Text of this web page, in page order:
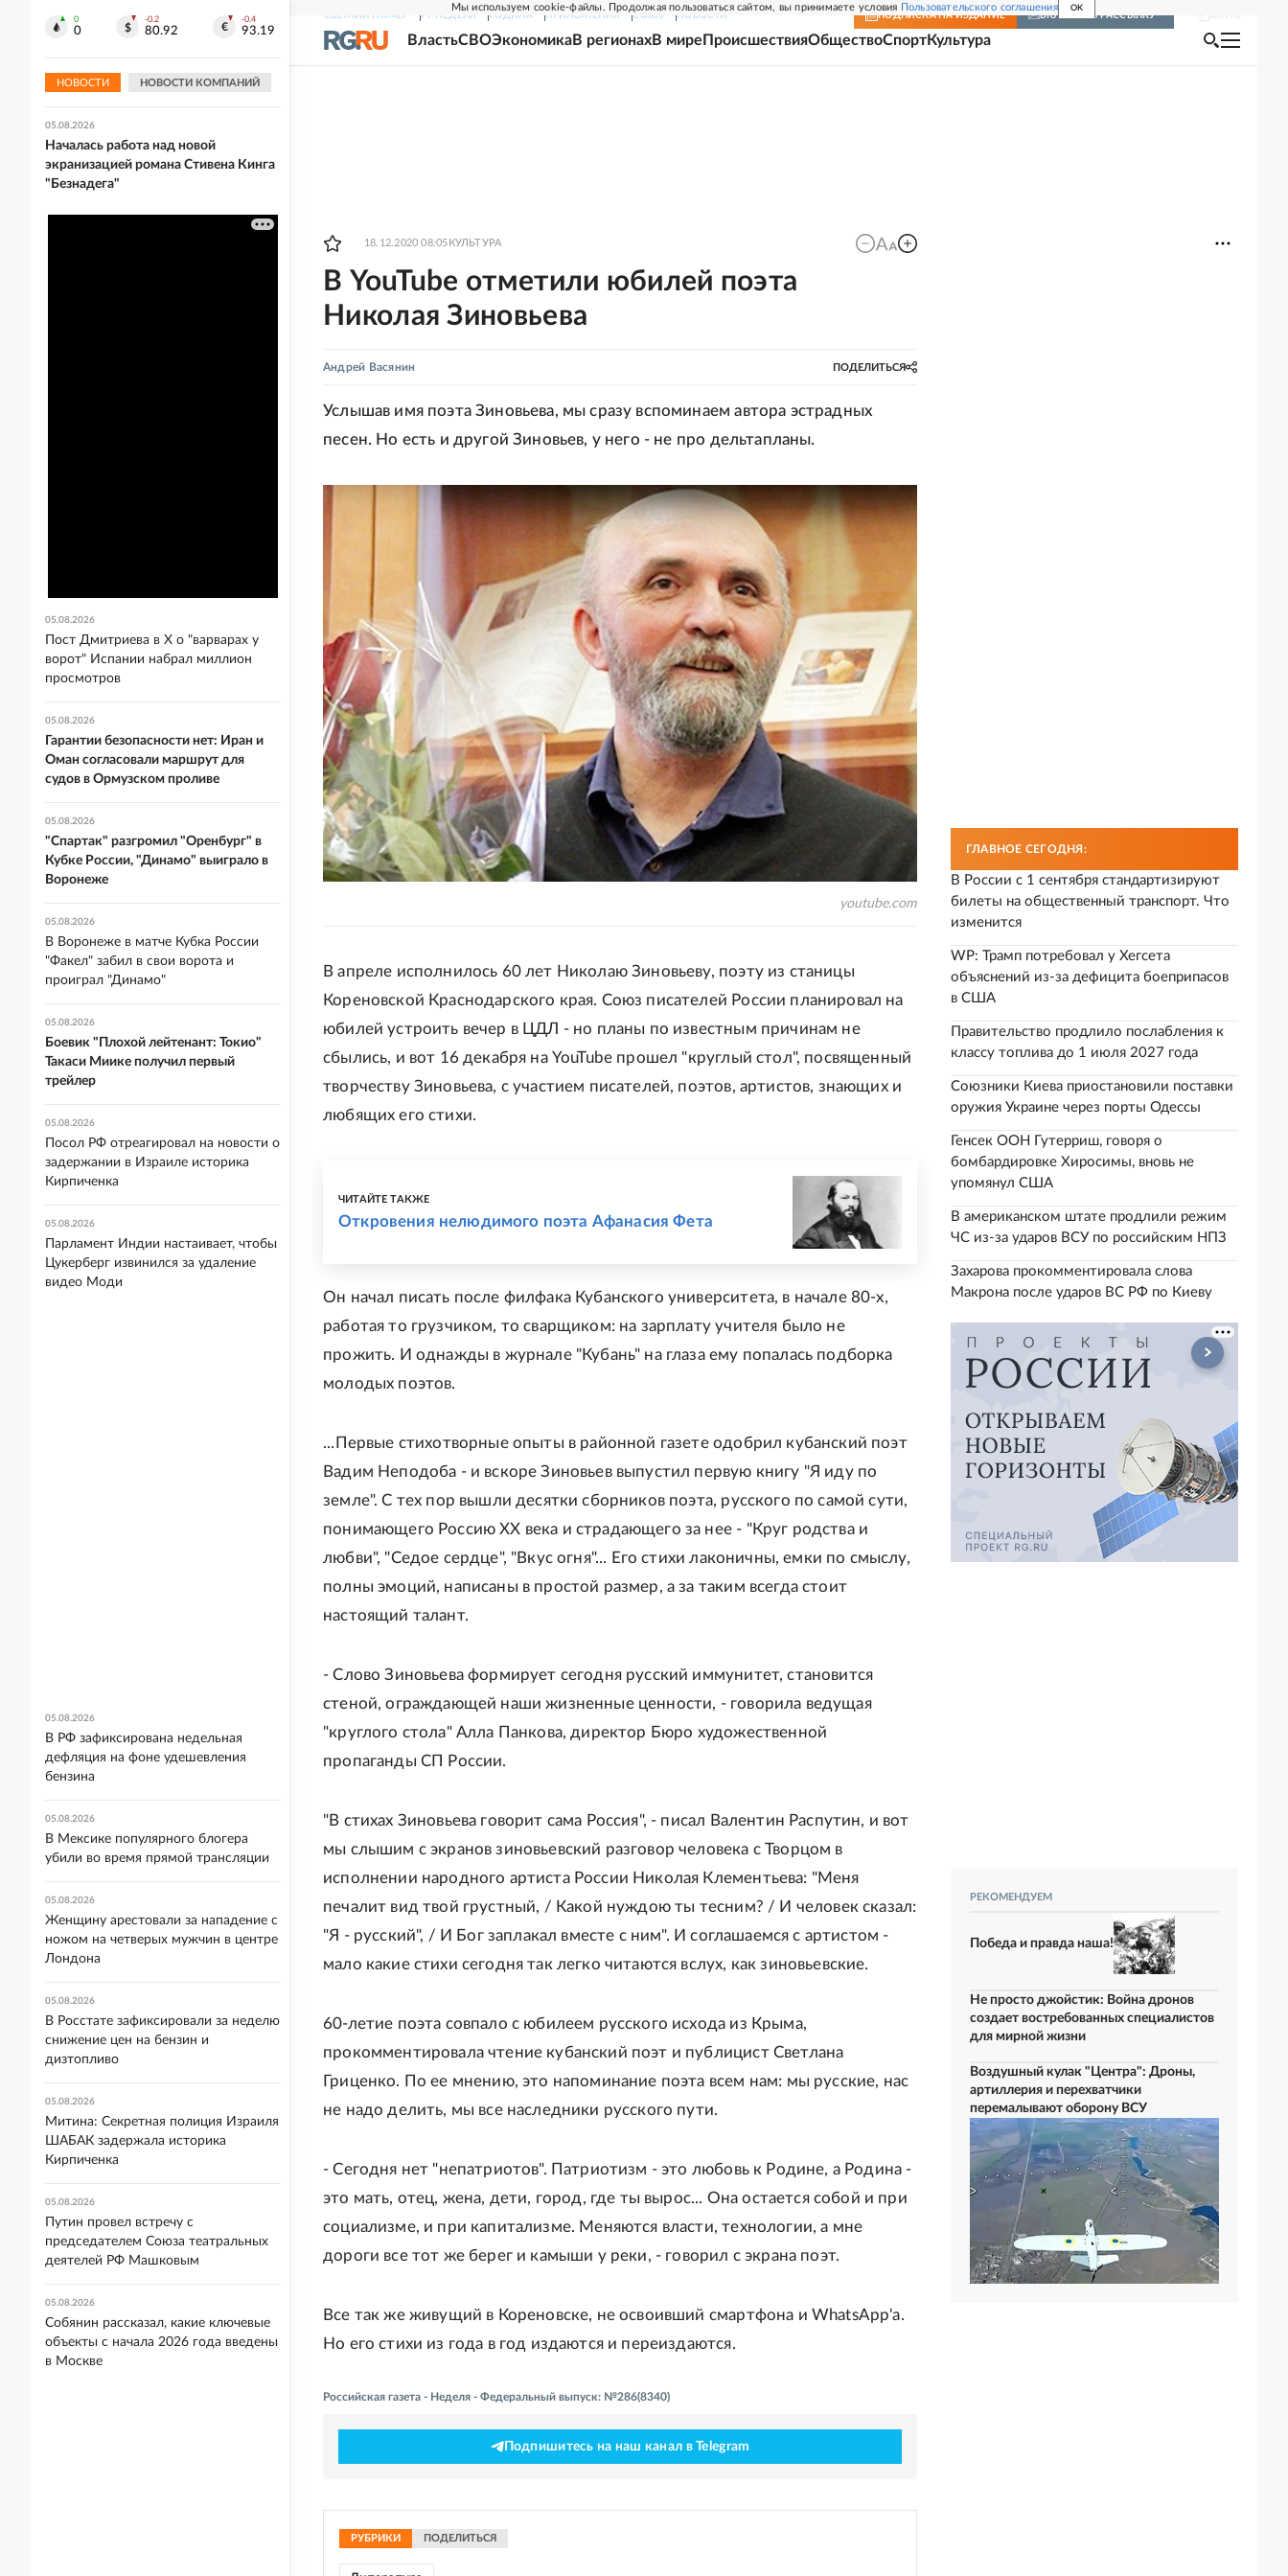
Мы используем cookie-файлы. Продолжая пользоваться сайтом, вы принимаете условия Пользовательского соглашения OK
СВЕЖИЙ НОМЕР РГ-НЕДЕЛЯ РОДИНА ПРИЛОЖЕНИЯ СОЮЗ НОВОСТИ ПОДПИСКА НА ИЗДАНИЕ ВКЛЮЧИТЬ РАССЫЛКУ
ВластьСВОЭкономикаВ регионахВ мире ПроисшествияОбществоСпортКультура
18.12.2020 08:05 КУЛЬТУРА
В YouTube отметили юбилей поэта
Николая Зиновьева
Андрей Васянин ПОДЕЛИТЬСЯ
Услышав имя поэта Зиновьева, мы сразу вспоминаем автора эстрадных
песен. Но есть и другой Зиновьев, у него - не про дельтапланы.
youtube.com
В апреле исполнилось 60 лет Николаю Зиновьеву, поэту из станицы
Кореновской Краснодарского края. Союз писателей России планировал на
юбилей устроить вечер в ЦДЛ - но планы по известным причинам не
сбылись, и вот 16 декабря на YouTube прошел "круглый стол", посвященный
творчеству Зиновьева, с участием писателей, поэтов, артистов, знающих и
любящих его стихи.
ЧИТАЙТЕ ТАКЖЕ
Откровения нелюдимого поэта Афанасия Фета
Он начал писать после филфака Кубанского университета, в начале 80-х,
работая то грузчиком, то сварщиком: на зарплату учителя было не
прожить. И однажды в журнале "Кубань" на глаза ему попалась подборка
молодых поэтов.
...Первые стихотворные опыты в районной газете одобрил кубанский поэт
Вадим Неподоба - и вскоре Зиновьев выпустил первую книгу "Я иду по
земле". С тех пор вышли десятки сборников поэта, русского по самой сути,
понимающего Россию XX века и страдающего за нее - "Круг родства и
любви", "Седое сердце", "Вкус огня"... Его стихи лаконичны, емки по смыслу,
полны эмоций, написаны в простой размер, а за таким всегда стоит
настоящий талант.
- Слово Зиновьева формирует сегодня русский иммунитет, становится
стеной, ограждающей наши жизненные ценности, - говорила ведущая
"круглого стола" Алла Панкова, директор Бюро художественной
пропаганды СП России.
"В стихах Зиновьева говорит сама Россия", - писал Валентин Распутин, и вот
мы слышим с экранов зиновьевский разговор человека с Творцом в
исполнении народного артиста России Николая Клементьева: "Меня
печалит вид твой грустный, / Какой нуждою ты тесним? / И человек сказал:
"Я - русский", / И Бог заплакал вместе с ним". И соглашаемся с артистом -
мало какие стихи сегодня так легко читаются вслух, как зиновьевские.
60-летие поэта совпало с юбилеем русского исхода из Крыма,
прокомментировала чтение кубанский поэт и публицист Светлана
Гриценко. По ее мнению, это напоминание поэта всем нам: мы русские, нас
не надо делить, мы все наследники русского пути.
- Сегодня нет "непатриотов". Патриотизм - это любовь к Родине, а Родина -
это мать, отец, жена, дети, город, где ты вырос... Она остается собой и при
социализме, и при капитализме. Меняются власти, технологии, а мне
дороги все тот же берег и камыши у реки, - говорил с экрана поэт.
Все так же живущий в Кореновске, не освоивший смартфона и WhatsApp'а.
Но его стихи из года в год издаются и переиздаются.
Российская газета - Неделя - Федеральный выпуск: №286(8340)
Подпишитесь на наш канал в Telegram
РУБРИКИ ПОДЕЛИТЬСЯ
ГЛАВНОЕ СЕГОДНЯ:
В России с 1 сентября стандартизируют
билеты на общественный транспорт. Что
изменится
WP: Трамп потребовал у Хегсета
объяснений из-за дефицита боеприпасов
в США
Правительство продлило послабления к
классу топлива до 1 июля 2027 года
Союзники Киева приостановили поставки
оружия Украине через порты Одессы
Генсек ООН Гутерриш, говоря о
бомбардировке Хиросимы, вновь не
упомянул США
В американском штате продлили режим
ЧС из-за ударов ВСУ по российским НПЗ
Захарова прокомментировала слова
Макрона после ударов ВС РФ по Киеву
РЕКОМЕНДУЕМ
Победа и правда наша!
Не просто джойстик: Война дронов
создает востребованных специалистов
для мирной жизни
Воздушный кулак "Центра": Дроны,
артиллерия и перехватчики
перемалывают оборону ВСУ
0
0
-0.2
80.92
-0.4
93.19
НОВОСТИ НОВОСТИ КОМПАНИЙ
05.08.2026
лекарств
05.08.2026
Началась работа над новой
экранизацией романа Стивена Кинга
"Безнадега"
05.08.2026
Пост Дмитриева в X о "варварах у
ворот" Испании набрал миллион
просмотров
05.08.2026
Гарантии безопасности нет: Иран и
Оман согласовали маршрут для
судов в Ормузском проливе
05.08.2026
"Спартак" разгромил "Оренбург" в
Кубке России, "Динамо" выиграло в
Воронеже
05.08.2026
В Воронеже в матче Кубка России
"Факел" забил в свои ворота и
проиграл "Динамо"
05.08.2026
Боевик "Плохой лейтенант: Токио"
Такаси Миике получил первый
трейлер
05.08.2026
Посол РФ отреагировал на новости о
задержании в Израиле историка
Кирпиченка
05.08.2026
Парламент Индии настаивает, чтобы
Цукерберг извинился за удаление
видео Моди
05.08.2026
В РФ зафиксирована недельная
дефляция на фоне удешевления
бензина
05.08.2026
В Мексике популярного блогера
убили во время прямой трансляции
05.08.2026
Женщину арестовали за нападение с
ножом на четверых мужчин в центре
Лондона
05.08.2026
В Росстате зафиксировали за неделю
снижение цен на бензин и
дизтопливо
05.08.2026
Митина: Секретная полиция Израиля
ШАБАК задержала историка
Кирпиченка
05.08.2026
Путин провел встречу с
председателем Союза театральных
деятелей РФ Машковым
05.08.2026
Собянин рассказал, какие ключевые
объекты с начала 2026 года введены
в Москве